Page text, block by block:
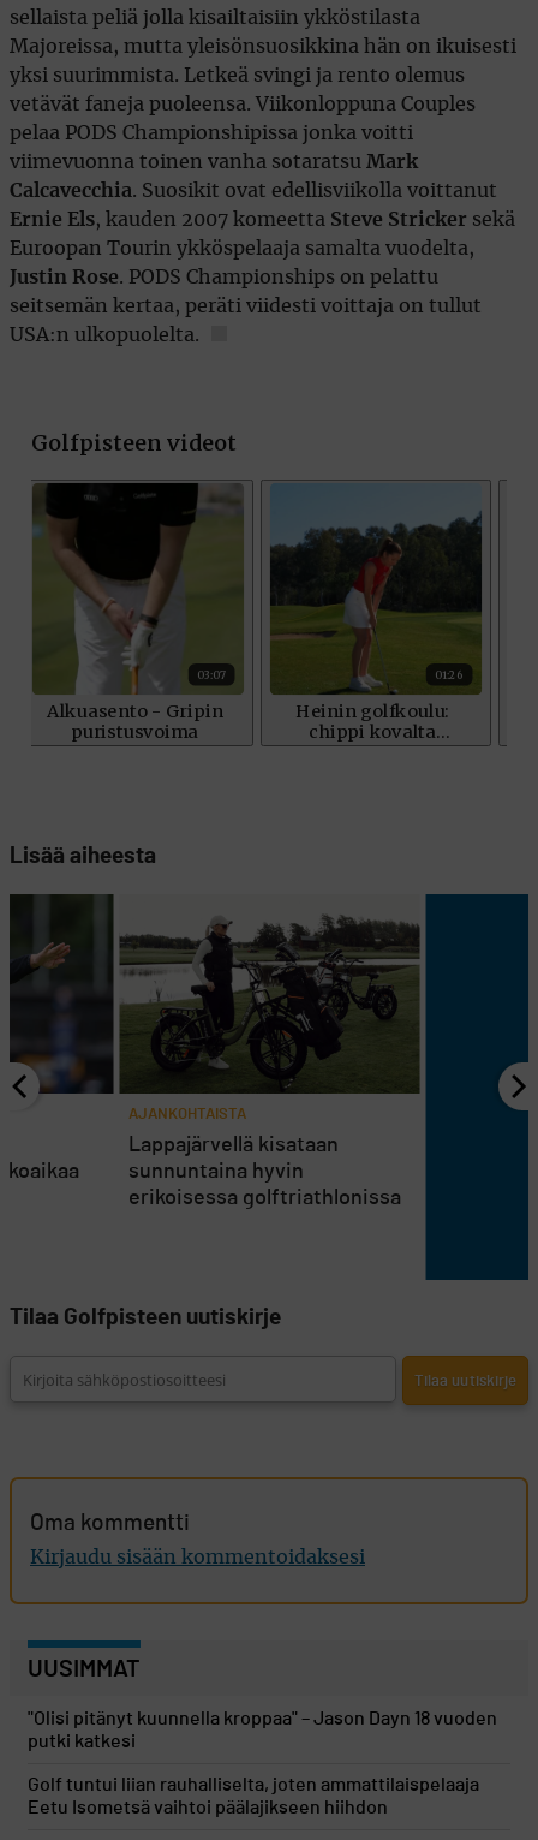
sellaista peliä jolla kisailtaisiin ykköstilasta
Majoreissa, mutta yleisönsuosikkina hän on ikuisesti
yksi suurimmista. Letkeä svingi ja rento olemus
vetävät faneja puoleensa. Viikonloppuna Couples
pelaa PODS Championshipissa jonka voitti
viimevuonna toinen vanha sotaratsu Mark
Calcavecchia. Suosikit ovat edellisviikolla voittanut
Ernie Els, kauden 2007 komeetta Steve Stricker sekä
Euroopan Tourin ykköspelaaja samalta vuodelta,
Justin Rose. PODS Championships on pelattu
seitsemän kertaa, peräti viidesti voittaja on tullut
USA:n ulkopuolelta.
Lisää aiheesta
AJANKOHTAISTA
Lappajärvellä kisataan
sunnuntaina hyvin
erikoisessa golftriathlonissa
Tilaa Golfpisteen uutiskirje
Oma kommentti
Kirjaudu sisään kommentoidaksesi
UUSIMMAT
"Olisi pitänyt kuunnella kroppaa" – Jason Dayn 18 vuoden
putki katkesi
Golf tuntui liian rauhalliselta, joten ammattilaispelaaja
Eetu Isometsä vaihtoi päälajikseen hiihdon